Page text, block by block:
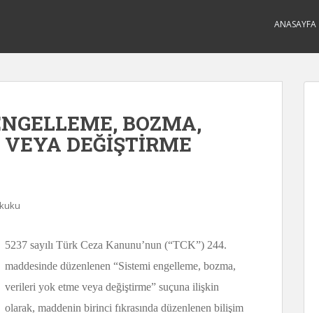
ANASAYFA
BOZMA,
DEĞİŞTİRME
5237 sayılı Türk Ceza Kanunu’nun (“TCK”) 244.
maddesinde düzenlenen “Sistemi engelleme, bozma,
verileri yok etme veya değiştirme” suçuna ilişkin
olarak, maddenin birinci fıkrasında düzenlenen bilişim